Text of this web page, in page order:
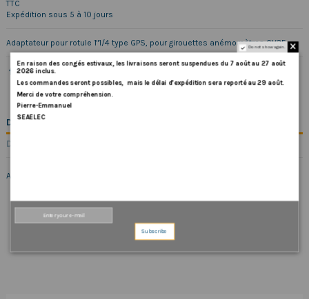
TTC
Expédition sous 5 à 10 jours
Adaptateur pour rotule 1"1/4 type GPS, pour girouettes anémomètres CV3F
DESCRIPTION
DÉTAILS DU PRODUIT
Adaptateur pour rotule 1"1/4 type GPS, pour girouettes anémomètres CV3F
Do not show again.
En raison des congés estivaux, les livraisons seront suspendues du 7 août au 27 août
2026 inclus.
Les commandes seront possibles, mais le délai d’expédition sera reporté au 29 août.
Merci de votre compréhension.
Pierre-Emmanuel
SEAELEC
Subscribe